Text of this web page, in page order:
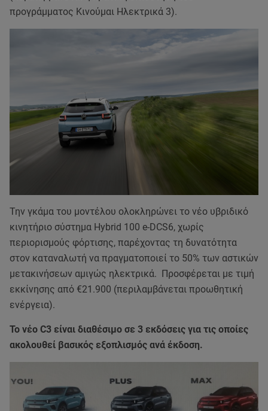
προγράμματος Κινούμαι Ηλεκτρικά 3).
Την γκάμα του μοντέλου ολοκληρώνει το νέο υβριδικό
κινητήριο σύστημα Hybrid 100 e-DCS6, χωρίς
περιορισμούς φόρτισης, παρέχοντας τη δυνατότητα
στον καταναλωτή να πραγματοποιεί το 50% των αστικών
μετακινήσεων αμιγώς ηλεκτρικά. Προσφέρεται με τιμή
εκκίνησης από €21.900 (περιλαμβάνεται προωθητική
ενέργεια).
Το νέο C3 είναι διαθέσιμο σε 3 εκδόσεις για τις οποίες
ακολουθεί βασικός εξοπλισμός ανά έκδοση.